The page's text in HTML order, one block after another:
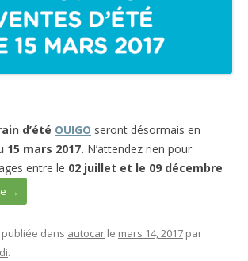
d’été OUIGO seront désormais en
15 mars 2017. N’attendez rien pour
entre le 02 juillet et le 09 décembre
→
dans autocar le mars 14, 2017 par
.